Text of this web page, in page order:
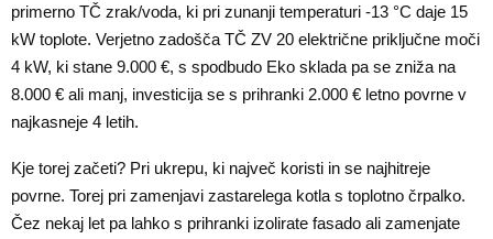
primerno TČ zrak/voda, ki pri zunanji temperaturi -13 °C daje 15
kW toplote. Verjetno zadošča TČ ZV 20 električne priključne moči
4 kW, ki stane 9.000 €, s spodbudo Eko sklada pa se zniža na
8.000 € ali manj, investicija se s prihranki 2.000 € letno povrne v
najkasneje 4 letih.
Kje torej začeti? Pri ukrepu, ki največ koristi in se najhitreje
povrne. Torej pri zamenjavi zastarelega kotla s toplotno črpalko.
Čez nekaj let pa lahko s prihranki izolirate fasado ali zamenjate